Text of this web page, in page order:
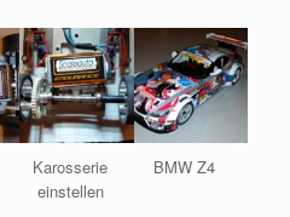
Karosserie
einstellen
BMW Z4